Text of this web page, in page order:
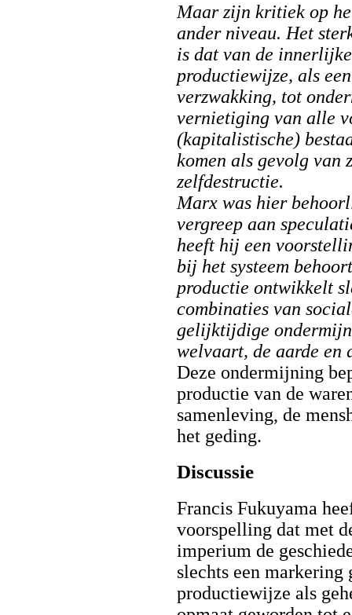
Maar zijn kritiek op
ander niveau. Het
is dat van de
productiewijze, als
verzwakking, tot
vernietiging van alle
(kapitalistische)
komen als gevolg van
zelfdestructie.
Marx was hier
vergreep aan
heeft hij een
bij het systeem
productie ontwikkelt
combinaties van
gelijktijdige
welvaart, de aarde en
Deze ondermijning
productie van de
samenleving, de
het geding.
Discussie
Francis Fukuyama
voorspelling dat met
imperium de
slechts een markering
productiewijze als